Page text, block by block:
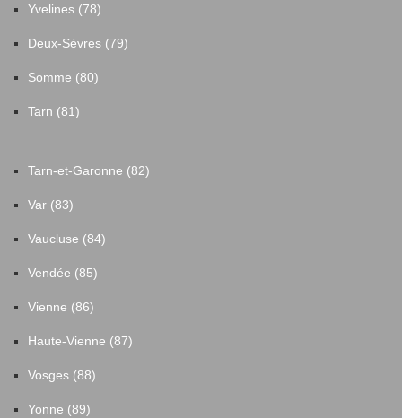
Yvelines (78)
Deux-Sèvres (79)
Somme (80)
Tarn (81)
Tarn-et-Garonne (82)
Var (83)
Vaucluse (84)
Vendée (85)
Vienne (86)
Haute-Vienne (87)
Vosges (88)
Yonne (89)